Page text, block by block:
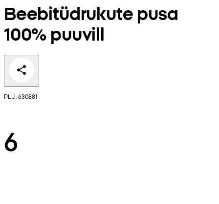
Beebitüdrukute pusa
100% puuvill
PLU: 630881
6